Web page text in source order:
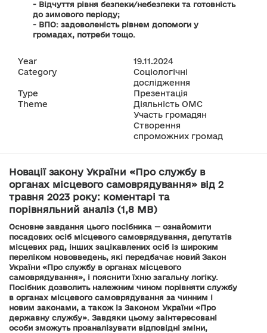
- Відчуття рівня безпеки/небезпеки та готовність
до зимового періоду;
- ВПО: задоволеність рівнем допомоги у
громадах, потреби тощо.
Year
19.11.2024
Category
Соціологічні
дослідження
Type
Презентація
Theme
Діяльність ОМС
Участь громадян
Створення
спроможних громад
Новації закону України «Про службу в
органах місцевого самоврядування» від 2
травня 2023 року: коментарі та
порівняльний аналіз (1,8 MB)
Основне завдання цього посібника — ознайомити
посадових осіб місцевого самоврядування, депутатів
місцевих рад, інших зацікавлених осіб із широким
переліком нововведень, які передбачає новий Закон
України «Про службу в органах місцевого
самоврядування», і пояснити їхню загальну логіку.
Посібник дозволить належним чином порівняти службу
в органах місцевого самоврядування за чинним і
новим законами, а також із Законом України «Про
державну службу». Завдяки цьому заінтересовані
особи зможуть проаналізувати відповідні зміни,